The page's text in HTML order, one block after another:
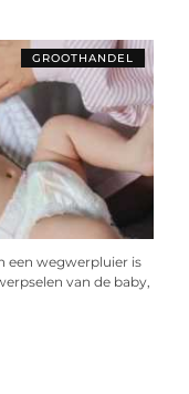
GROOTHANDEL
een wegwerpluier is
van de baby,